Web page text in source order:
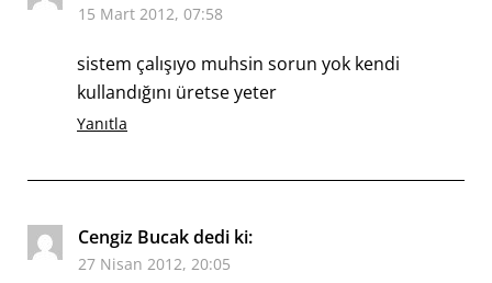
15 Mart 2012, 07:58
sistem çalışıyo muhsin sorun yok kendi
kullandığını üretse yeter
Yanıtla
Cengiz Bucakdedi ki:
27 Nisan 2012, 20:05